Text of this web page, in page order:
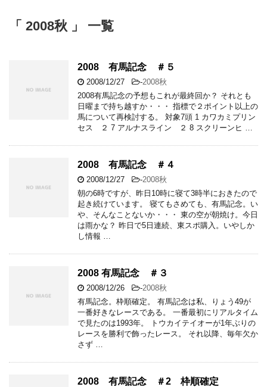
「 2008秋 」 一覧
2008 有馬記念 ＃５
2008/12/27 -2008秋
2008有馬記念の予想もこれが最終回か？ それとも
日曜まで持ち越すか・・・ 指標で２ポイント以上の
馬について再検討する。 対象7頭 1 カワカミプリン
セス ２ 7 アルナスライン ２ 8 スクリーンヒ …
2008 有馬記念 ＃４
2008/12/27 -2008秋
朝の6時ですが、昨日10時に寝て3時半におきたので
起き続けています。 寝てもさめても、有馬記念。い
や、そんなことないか・・・ 東の空が朝焼け。今日
は雨かな？ 昨日で5日連続、東スポ購入。いやしか
し情報 …
2008 有馬記念 ＃３
2008/12/26 -2008秋
有馬記念。枠順確定。 有馬記念は私、りょう49が
一番好きなレースである。 一番最初にリアルタイム
で見たのは1993年。 トウカイテイオーが1年ぶりの
レースを勝利で飾ったレース。 それ以降、毎年欠か
さず …
2008 有馬記念 ＃2 枠順確定